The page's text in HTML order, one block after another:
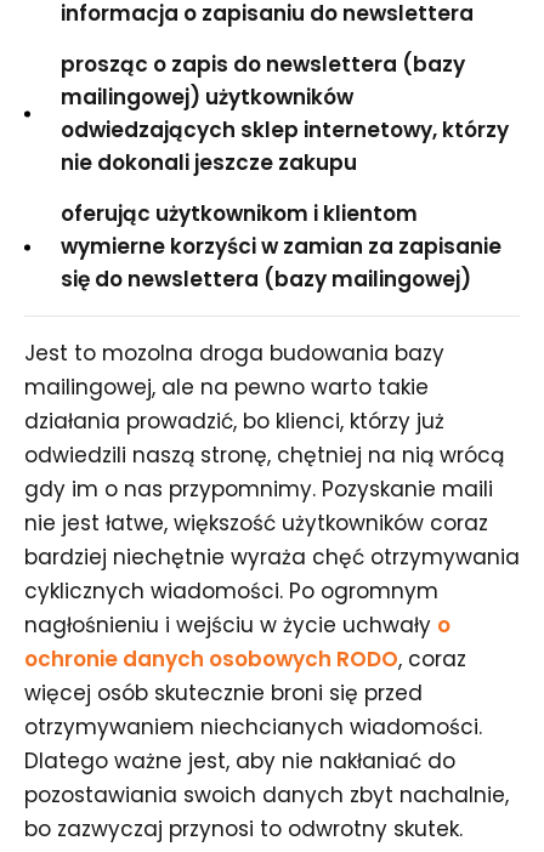
informacja o zapisaniu do newslettera
prosząc o zapis do newslettera (bazy
mailingowej) użytkowników
odwiedzających sklep internetowy, którzy
nie dokonali jeszcze zakupu
oferując użytkownikom i klientom
wymierne korzyści w zamian za zapisanie
się do newslettera (bazy mailingowej)
Jest to mozolna droga budowania bazy
mailingowej, ale na pewno warto takie
działania prowadzić, bo klienci, którzy już
odwiedzili naszą stronę, chętniej na nią wrócą
gdy im o nas przypomnimy. Pozyskanie maili
nie jest łatwe, większość użytkowników coraz
bardziej niechętnie wyraża chęć otrzymywania
cyklicznych wiadomości. Po ogromnym
nagłośnieniu i wejściu w życie uchwały o
ochronie danych osobowych RODO, coraz
więcej osób skutecznie broni się przed
otrzymywaniem niechcianych wiadomości.
Dlatego ważne jest, aby nie nakłaniać do
pozostawiania swoich danych zbyt nachalnie,
bo zazwyczaj przynosi to odwrotny skutek.